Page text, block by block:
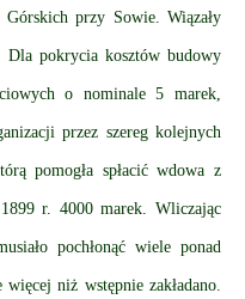
przy Sowie. Wiązały
Dla pokrycia kosztów budowy
o nominale 5 marek,
przez szereg kolejnych
pomogła spłacić wdowa z
r. 4000 marek. Wliczając
pochłonąć wiele ponad
niż wstępnie zakładano.